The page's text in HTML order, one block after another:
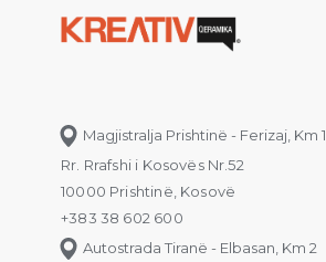
Magjistralja Prishtinë - Ferizaj, Km 1
Rr. Rrafshi i Kosovës Nr.52
10000 Prishtinë, Kosovë
+383 38 602 600
Autostrada Tiranë - Elbasan, Km 2